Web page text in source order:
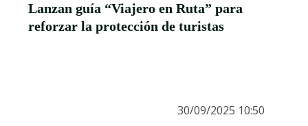
Lanzan guía “Viajero en Ruta” para
reforzar la protección de turistas
30/09/2025 10:50